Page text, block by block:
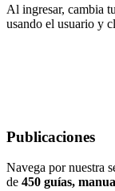
Al ingresar, cambia
usando el usuario y
Publicaciones
Navega por nuestra
de 450 guías,